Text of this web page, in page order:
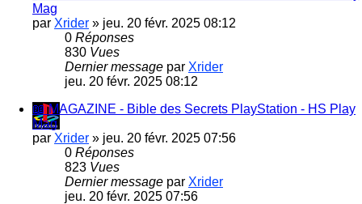
Mag
par Xrider » jeu. 20 févr. 2025 08:12
0 Réponses
830 Vues
Dernier message par Xrider
jeu. 20 févr. 2025 08:12
📖 MAGAZINE - Bible des Secrets PlayStation - HS Play
Mag
par Xrider » jeu. 20 févr. 2025 07:56
0 Réponses
823 Vues
Dernier message par Xrider
jeu. 20 févr. 2025 07:56